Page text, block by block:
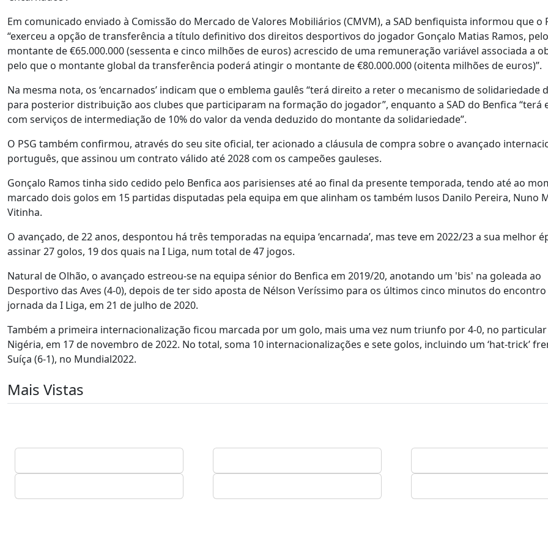
Em comunicado enviado à Comissão do Mercado de Valores Mobiliários (CMVM), a SAD benfiquista informou que o
“exerceu a opção de transferência a título definitivo dos direitos desportivos do jogador Gonçalo Matias Ramos, pelo
montante de €65.000.000 (sessenta e cinco milhões de euros) acrescido de uma remuneração variável associada a
pelo que o montante global da transferência poderá atingir o montante de €80.000.000 (oitenta milhões de euros)”.
Na mesma nota, os ‘encarnados’ indicam que o emblema gaulês “terá direito a reter o mecanismo de solidariedade
para posterior distribuição aos clubes que participaram na formação do jogador”, enquanto a SAD do Benfica “terá
com serviços de intermediação de 10% do valor da venda deduzido do montante da solidariedade”.
O PSG também confirmou, através do seu site oficial, ter acionado a cláusula de compra sobre o avançado
português, que assinou um contrato válido até 2028 com os campeões gauleses.
Gonçalo Ramos tinha sido cedido pelo Benfica aos parisienses até ao final da presente temporada, tendo até ao
marcado dois golos em 15 partidas disputadas pela equipa em que alinham os também lusos Danilo Pereira, Nuno
Vitinha.
O avançado, de 22 anos, despontou há três temporadas na equipa ‘encarnada’, mas teve em 2022/23 a sua melhor
assinar 27 golos, 19 dos quais na I Liga, num total de 47 jogos.
Natural de Olhão, o avançado estreou-se na equipa sénior do Benfica em 2019/20, anotando um 'bis' na goleada ao
Desportivo das Aves (4-0), depois de ter sido aposta de Nélson Veríssimo para os últimos cinco minutos do encontro
jornada da I Liga, em 21 de julho de 2020.
Também a primeira internacionalização ficou marcada por um golo, mais uma vez num triunfo por 4-0, no
Nigéria, em 17 de novembro de 2022. No total, soma 10 internacionalizações e sete golos, incluindo um ‘hat-trick’
Suíça (6-1), no Mundial2022.
Mais Vistas